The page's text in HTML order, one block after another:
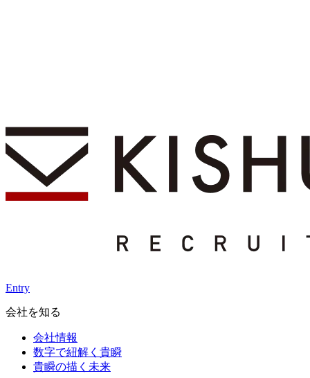
Entry
会社を知る
会社情報
数字で紐解く貴瞬
貴瞬の描く未来